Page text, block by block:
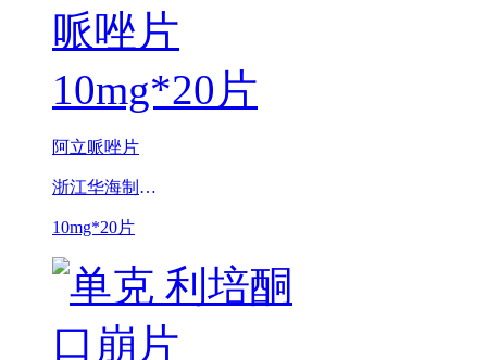
阿立哌唑片
浙江华海制药科技有限公司
10mg*20片